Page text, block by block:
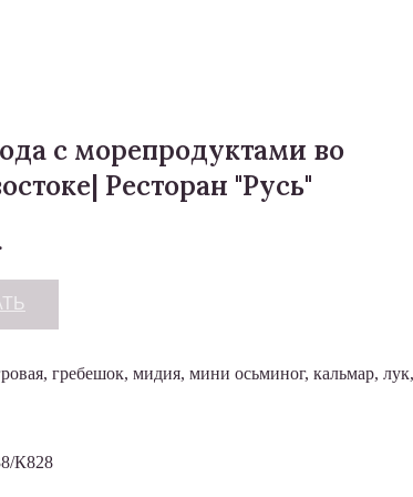
с морепродуктами во
Ресторан "Русь"
гребешок, мидия, мини осьминог, кальмар,
К828